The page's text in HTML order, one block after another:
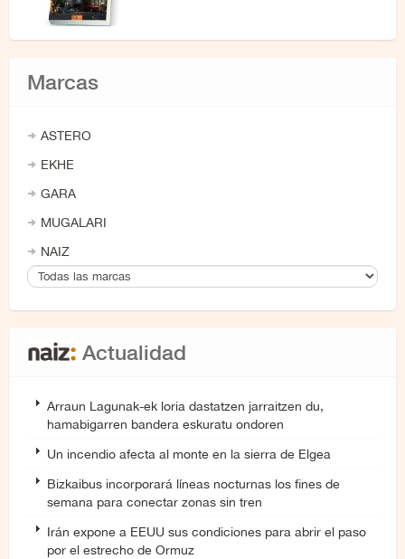
Marcas
ASTERO
EKHE
GARA
MUGALARI
NAIZ
Actualidad
Arraun Lagunak-ek loria dastatzen jarraitzen du,
hamabigarren bandera eskuratu ondoren
Un incendio afecta al monte en la sierra de Elgea
Bizkaibus incorporará líneas nocturnas los fines de
semana para conectar zonas sin tren
Irán expone a EEUU sus condiciones para abrir el paso
por el estrecho de Ormuz